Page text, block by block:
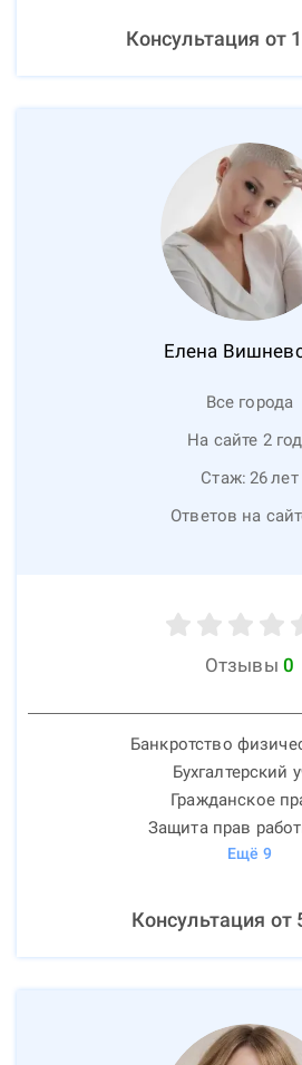
Консультация от
Елена
Все города
На сайте 2
Стаж: 26лет
Ответов на
Отзывы 0
Банкротство
Бухгалтерский
Гражданское
Защита прав
Ещё 9
Консультация от